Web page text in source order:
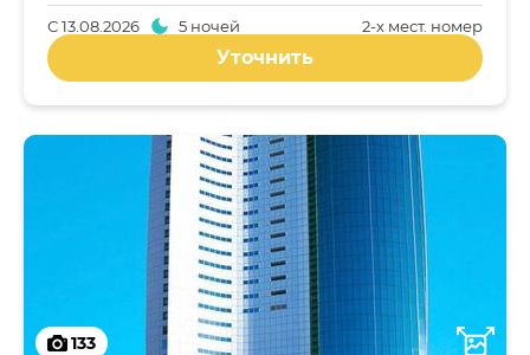
2-x мест. номер
С13.08.2026 5 ночей
Уточнить
133